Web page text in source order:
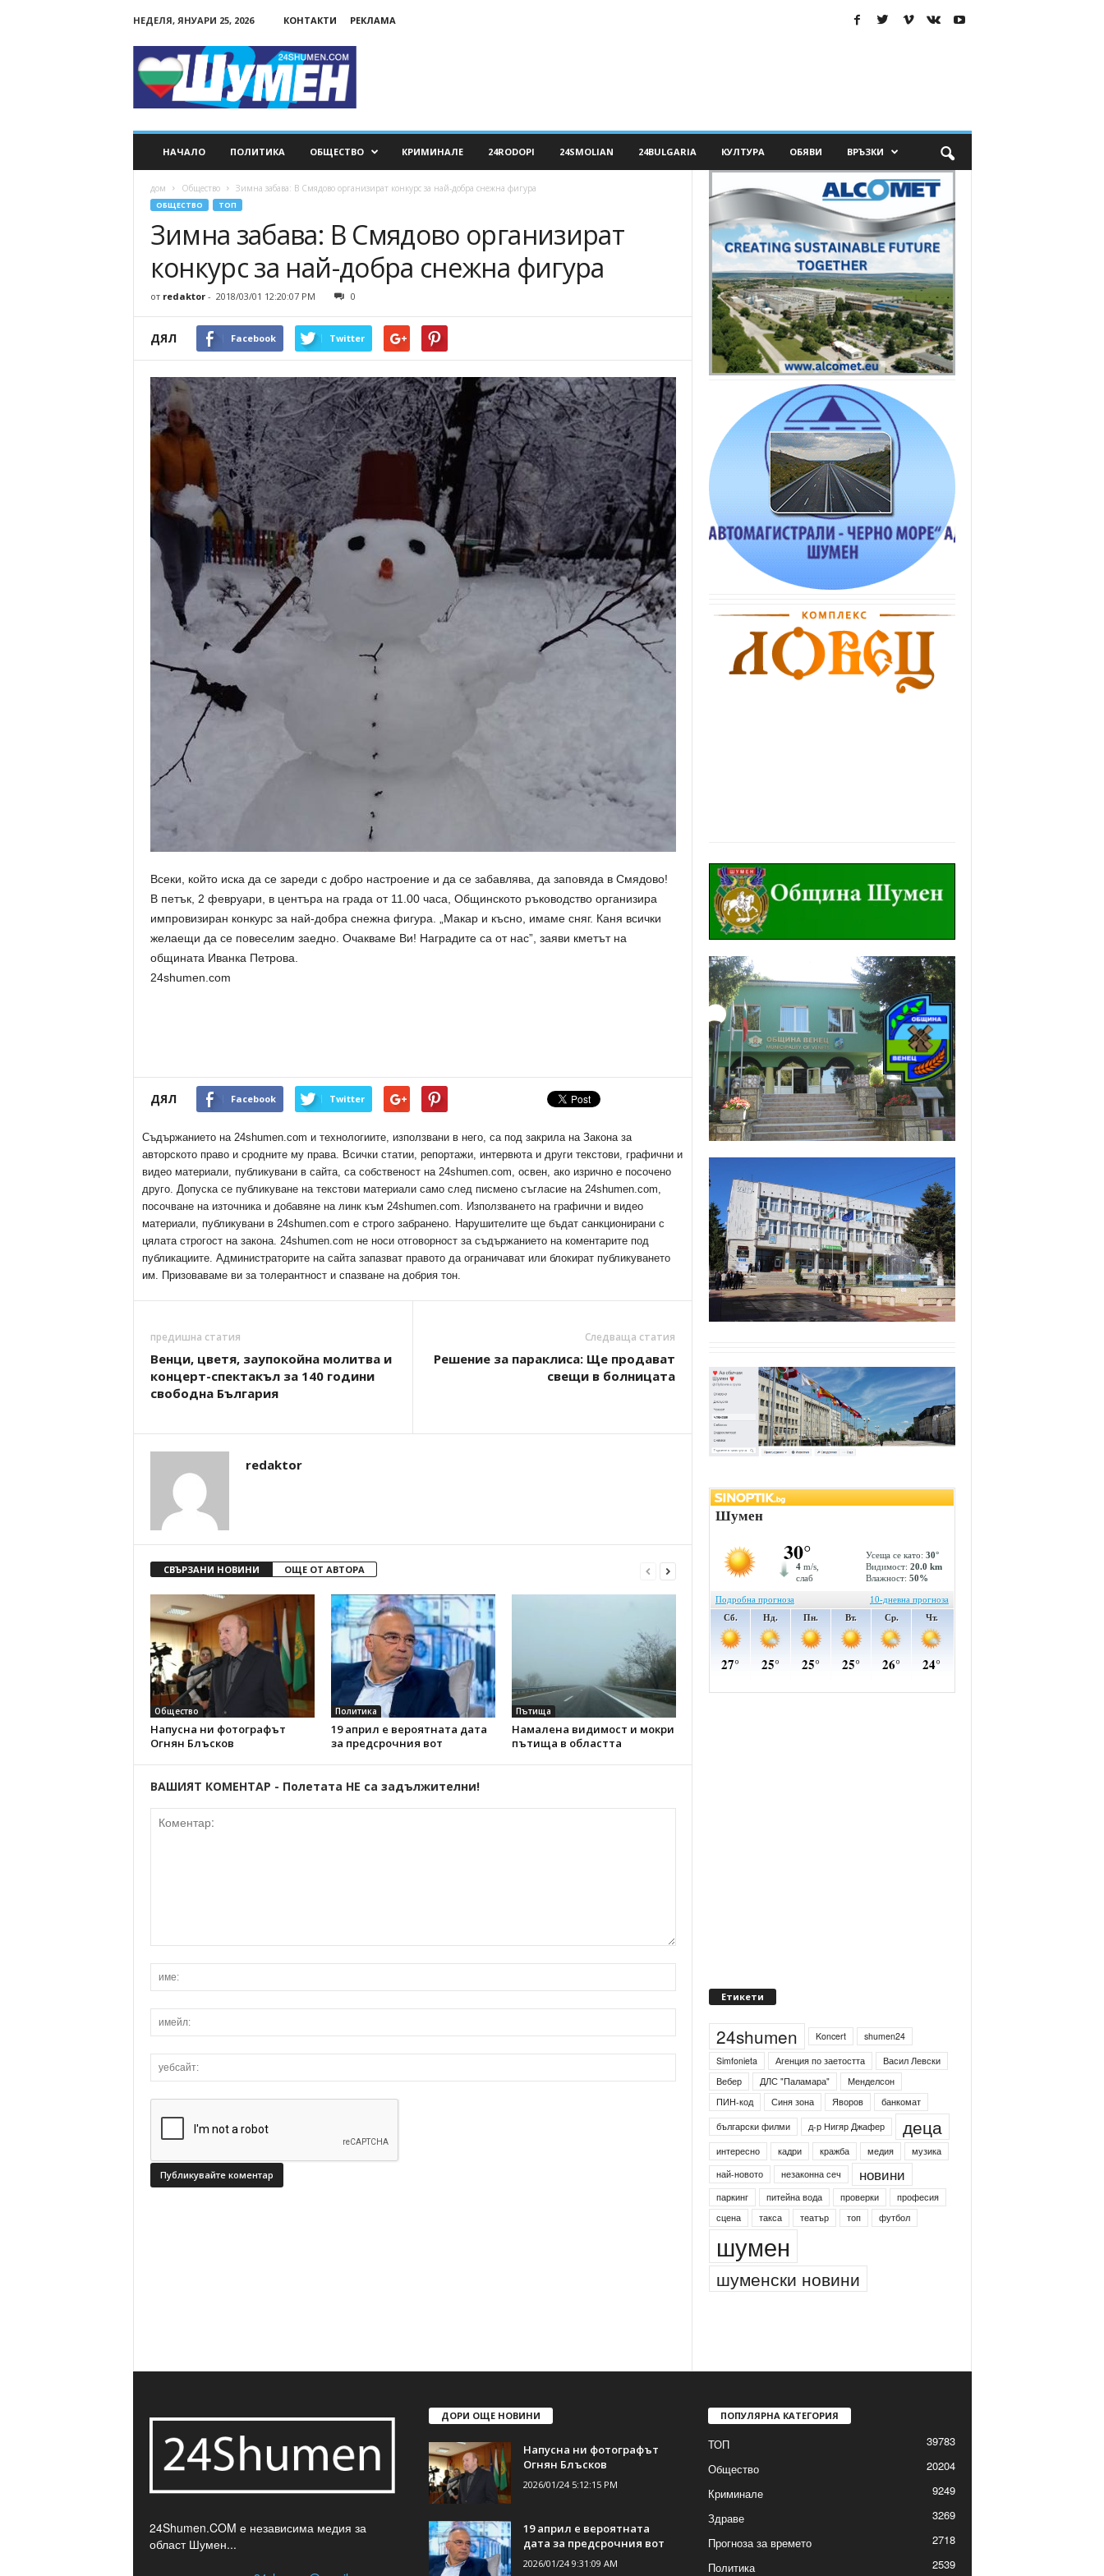
НЕДЕЛЯ, ЯНУАРИ 25, 2026 КОНТАКТИ РЕКЛАМА
НАЧАЛО ПОЛИТИКА ОБЩЕСТВО КРИМИНАЛЕ 24RODOPI 24SMOLIAN 24BULGARIA КУЛТУРА ОБЯВИ ВРЪЗКИ
дом Общество Зимна забава: В Смядово организират конкурс за най-добра снежна фигура
ОБЩЕСТВО ТОП
Зимна забава: В Смядово организират
конкурс за най-добра снежна фигура
от redaktor- 2018/03/01 12:20:07 PM 0
ДЯЛ Facebook Twitter
Всеки, който иска да се зареди с добро настроение и да се забавлява, да заповяда в Смядово!
В петък, 2 февруари, в центъра на града от 11.00 часа, Общинското ръководство организира
импровизиран конкурс за най-добра снежна фигура. „Макар и късно, имаме сняг. Каня всички
желаещи да се повеселим заедно. Очакваме Ви! Наградите са от нас”, заяви кметът на
общината Иванка Петрова.
24shumen.com
ДЯЛ Facebook Twitter
Съдържанието на 24shumen.com и технологиите, използвани в него, са под закрила на Закона за
авторското право и сродните му права. Всички статии, репортажи, интервюта и други текстови, графични и
видео материали, публикувани в сайта, са собственост на 24shumen.com, освен, ако изрично е посочено
друго. Допуска се публикуване на текстови материали само след писмено съгласие на 24shumen.com,
посочване на източника и добавяне на линк към 24shumen.com. Използването на графични и видео
материали, публикувани в 24shumen.com е строго забранено. Нарушителите ще бъдат санкционирани с
цялата строгост на закона. 24shumen.com не носи отговорност за съдържанието на коментарите под
публикациите. Администраторите на сайта запазват правото да ограничават или блокират публикуването
им. Призоваваме ви за толерантност и спазване на добрия тон.
предишна статия
Венци, цветя, заупокойна молитва и
концерт-спектакъл за 140 години
свободна България
Следваща статия
Решение за параклиса: Ще продават
свещи в болницата
redaktor
СВЪРЗАНИ НОВИНИ ОЩЕ ОТ АВТОРА
Общество
Напусна ни фотографът
Огнян Блъсков
Политика
19 април е вероятната дата
за предсрочния вот
Пътища
Намалена видимост и мокри
пътища в областта
ВАШИЯТ КОМЕНТАР - Полетата НЕ са задължителни!
Етикети
24shumen Koncert
shumen24
Simfonieta
Агенция по заетостта
Васил Левски
Вебер
ДЛС "Паламара"
Менделсон
ПИН-код
Синя зона Яворов
банкомат
български филми
д-р Нигяр Джафер деца
интересно кадри кражба медия
музика
най-новото
незаконна сеч новини
паркинг питейна вода проверки
професия
сцена
такса театър топ футбол
шумен
шуменски новини
24Shumen.COM е независима медия за
област Шумен...
ДОРИ ОЩЕ НОВИНИ
Напусна ни фотографът
Огнян Блъсков
2026/01/24 5:12:15 PM
19 април е вероятната
дата за предсрочния вот
2026/01/24 9:31:09 AM
ПОПУЛЯРНА КАТЕГОРИЯ
ТОП
39783
Общество
20204
Криминале
9249
Здраве
3269
Прогноза за времето
2718
Политика
2539